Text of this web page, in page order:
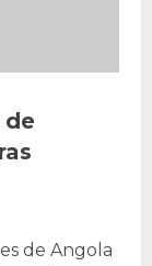
de
de Angola